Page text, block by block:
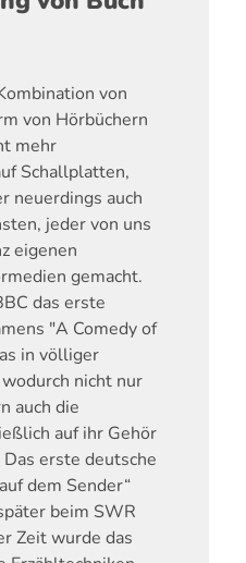
von
von Hörbüchern
mehr
Schallplatten,
neuerdings auch
jeder von uns
eigenen
gemacht.
das erste
"A Comedy of
in völliger
nicht nur
auch die
auf ihr Gehör
erste deutsche
dem Sender“
beim SWR
Zeit wurde das